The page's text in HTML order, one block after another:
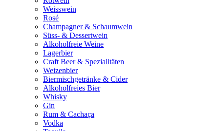
Weisswein
Rosé
Champagner & Schaumwein
Süss- & Dessertwein
Alkoholfreie Weine
Lagerbier
Craft Beer & Spezialitäten
Weizenbier
Biermischgetränke & Cider
Alkoholfreies Bier
Whisky
Gin
Rum & Cachaça
Vodka